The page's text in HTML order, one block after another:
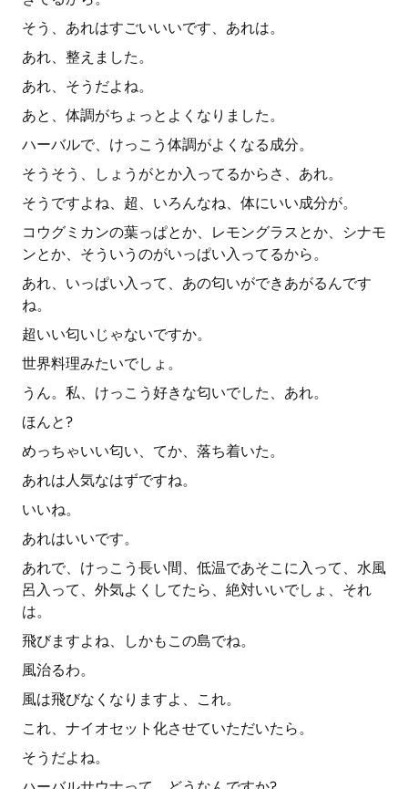
そう、あれはすごいいいです、あれは。
あれ、整えました。
あれ、そうだよね。
あと、体調がちょっとよくなりました。
ハーバルで、けっこう体調がよくなる成分。
そうそう、しょうがとか入ってるからさ、あれ。
そうですよね、超、いろんなね、体にいい成分が。
コウグミカンの葉っぱとか、レモングラスとか、シナモ
ンとか、そういうのがいっぱい入ってるから。
あれ、いっぱい入って、あの匂いができあがるんです
ね。
超いい匂いじゃないですか。
世界料理みたいでしょ。
うん。私、けっこう好きな匂いでした、あれ。
ほんと?
めっちゃいい匂い、てか、落ち着いた。
あれは人気なはずですね。
いいね。
あれはいいです。
あれで、けっこう長い間、低温であそこに入って、水風
呂入って、外気よくしてたら、絶対いいでしょ、それ
は。
飛びますよね、しかもこの島でね。
風治るわ。
風は飛びなくなりますよ、これ。
これ、ナイオセット化させていただいたら。
そうだよね。